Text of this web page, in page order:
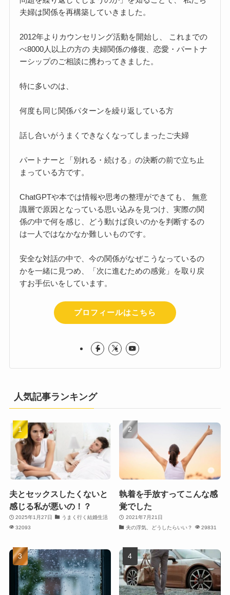
夫婦は関係を再構築していきました。
2012年よりカウンセリング活動を開始し、 これまでの
べ8000人以上の方の 夫婦関係の修復、恋愛・パートナ
ーシップのご相談に携わってきました。
特に多いのは、
何度も同じ関係パターンを繰り返している方
話し合いがうまくできなくなってしまったご夫婦
パートナーと「別れる・続ける」の決断の前で立ち止
まっている方です。
ChatGPTや本では情報や思考の整理ができても、 無意
識層で原因となっている思い込みを見つけ、実際の関
係の中で何を感じ、どう動けば良いのかを判断するの
は一人ではなかなか難しいものです。
安全な対話の中で、今の関係がなぜこうなっているの
かを一緒に見つめ、「次に進むための感覚」を取り戻
すお手伝いをしています。
プロフィールはこちら
人気記事ランキング
夫とセックスしたくないと
感じる私が悪いの！？
2025年1月27日
うまく行く結婚生活
32093
執着を手放すってこんな感
覚でした
2021年7月21日
夫の浮気、どうしたらいい？
29831